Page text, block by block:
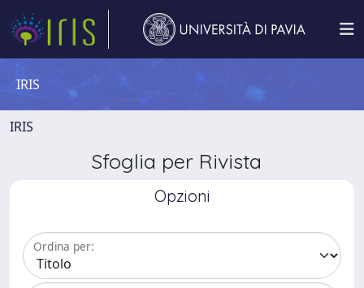
IRIS
IRIS
Sfoglia per Rivista
Opzioni
Ordina per: